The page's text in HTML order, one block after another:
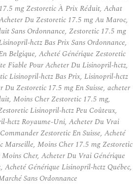
mg Zestoretic À Prix Réduit, Achat
Du Zestoretic 17.5 mg Au Maroc,
Sans Ordonnance, Zestoretic 17.5 mg
hctz Bas Prix Sans Ordonnance,
Belgique, Acheté Générique Zestoretic
Fiable Pour Acheter Du Lisinopril-hctz,
Lisinopril-hctz Bas Prix, Lisinopril-hctz
Du Zestoretic 17.5 mg En Suisse, acheter
Moins Cher Zestoretic 17.5 mg,
Lisinopril-hctz Peu Coûteux,
hctz Royaume-Uni, Acheter Du Vrai
Zestoretic En Suisse, Acheté
Marseille, Moins Cher 17.5 mg Zestoretic
Cher, Acheter Du Vrai Générique
Acheté Générique Lisinopril-hctz Québec,
Sans Ordonnance